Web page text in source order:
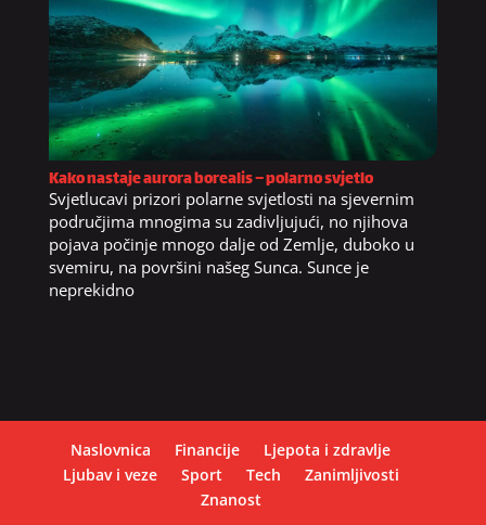
Kako nastaje aurora borealis – polarno svjetlo
Svjetlucavi prizori polarne svjetlosti na sjevernim
područjima mnogima su zadivljujući, no njihova
pojava počinje mnogo dalje od Zemlje, duboko u
svemiru, na površini našeg Sunca. Sunce je
neprekidno
Naslovnica Financije
Ljepota i zdravlje
Ljubav i veze
Sport Tech
Zanimljivosti
Znanost